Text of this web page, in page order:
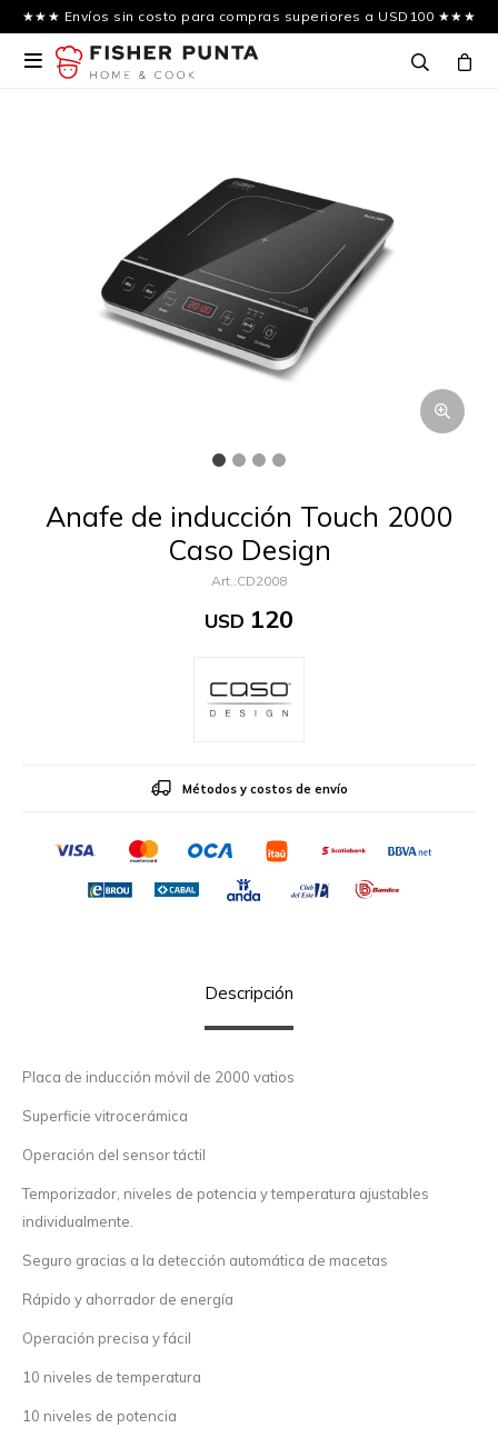
★★★ Envíos sin costo para compras superiores a USD100 ★★★

Anafe de inducción Touch 2000
Caso Design
CD2008
USD 120
Métodos y costos de envío
Descripción
Placa de inducción móvil de 2000 vatios
Superficie vitrocerámica
Operación del sensor táctil
Temporizador, niveles de potencia y temperatura ajustables
individualmente.
Seguro gracias a la detección automática de macetas
Rápido y ahorrador de energía
Operación precisa y fácil
10 niveles de temperatura
10 niveles de potencia